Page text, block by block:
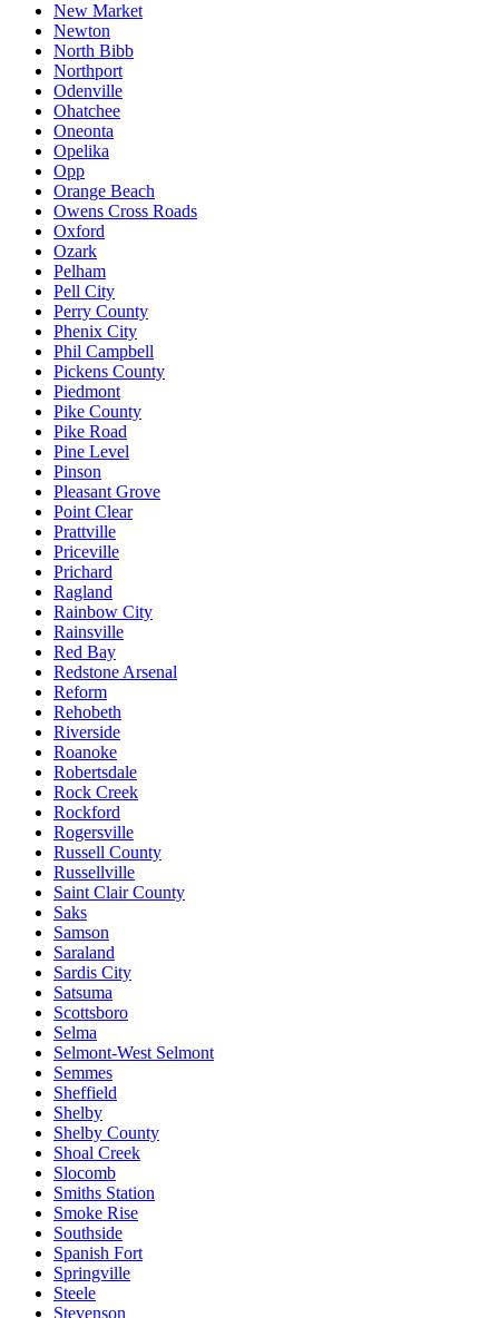
New Market
Newton
North Bibb
Northport
Odenville
Ohatchee
Oneonta
Opelika
Opp
Orange Beach
Owens Cross Roads
Oxford
Ozark
Pelham
Pell City
Perry County
Phenix City
Phil Campbell
Pickens County
Piedmont
Pike County
Pike Road
Pine Level
Pinson
Pleasant Grove
Point Clear
Prattville
Priceville
Prichard
Ragland
Rainbow City
Rainsville
Red Bay
Redstone Arsenal
Reform
Rehobeth
Riverside
Roanoke
Robertsdale
Rock Creek
Rockford
Rogersville
Russell County
Russellville
Saint Clair County
Saks
Samson
Saraland
Sardis City
Satsuma
Scottsboro
Selma
Selmont-West Selmont
Semmes
Sheffield
Shelby
Shelby County
Shoal Creek
Slocomb
Smiths Station
Smoke Rise
Southside
Spanish Fort
Springville
Steele
Stevenson